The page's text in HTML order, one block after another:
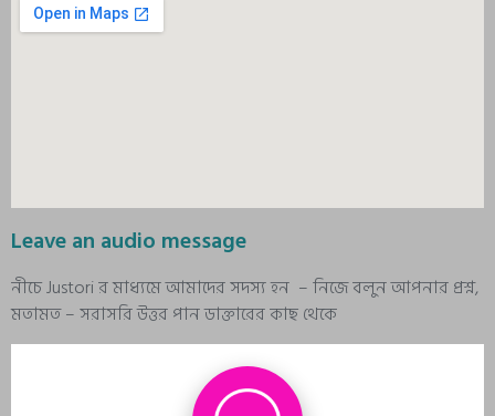
Leave an audio message
নীচে Justori র মাধ্যমে আমাদের সদস্য হন – নিজে বলুন আপনার প্রশ্ন,
মতামত – সরাসরি উত্তর পান ডাক্তারের কাছ থেকে